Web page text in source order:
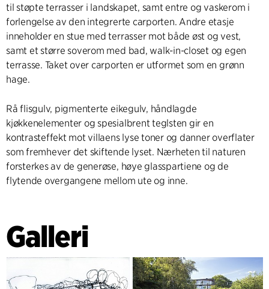
til støpte terrasser i landskapet, samt entre og vaskerom i
forlengelse av den integrerte carporten. Andre etasje
inneholder en stue med terrasser mot både øst og vest,
samt et større soverom med bad, walk-in-closet og egen
terrasse. Taket over carporten er utformet som en grønn
hage.
Rå flisgulv, pigmenterte eikegulv, håndlagde
kjøkkenelementer og spesialbrent teglsten gir en
kontrasteffekt mot villaens lyse toner og danner overflater
som fremhever det skiftende lyset. Nærheten til naturen
forsterkes av de generøse, høye glasspartiene og de
flytende overgangene mellom ute og inne.
Galleri